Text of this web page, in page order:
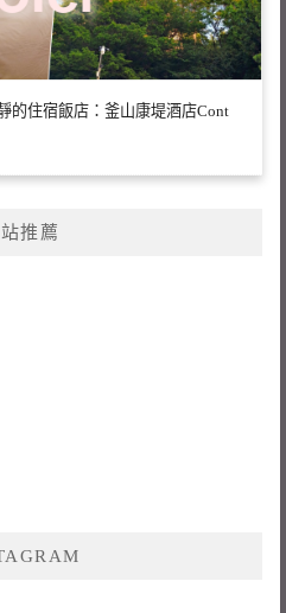
的住宿飯店：釜山康堤酒店Cont
推薦